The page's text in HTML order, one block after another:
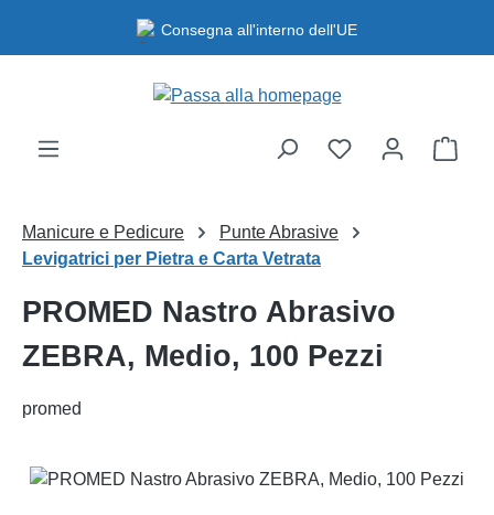
Passa al contenuto principaleConsegna all'interno dell'UE
Il
Manicure e Pedicure
Punte Abrasive
Levigatrici per Pietra e Carta Vetrata
PROMED Nastro Abrasivo
ZEBRA, Medio, 100 Pezzi
promed
Salta la galleria di immagini